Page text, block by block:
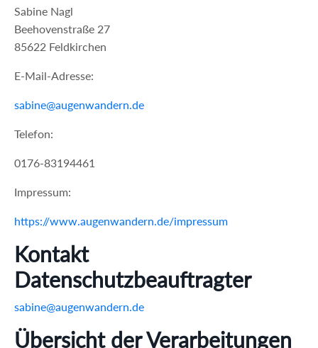
Sabine Nagl
Beehovenstraße 27
85622 Feldkirchen
E-Mail-Adresse:
sabine@augenwandern.de
Telefon:
0176-83194461
Impressum:
https://www.augenwandern.de/impressum
Kontakt
Datenschutzbeauftragter
sabine@augenwandern.de
Übersicht der Verarbeitungen